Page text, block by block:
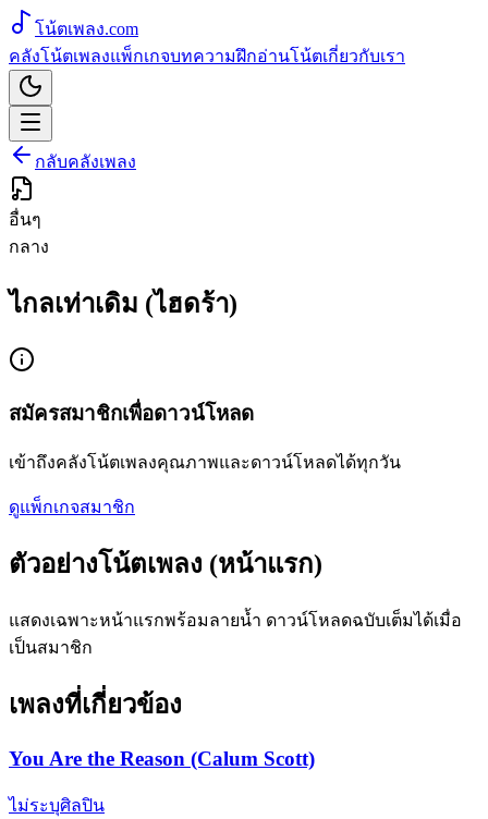
โน้ตเพลง.com
คลังโน้ตเพลงแพ็กเกจบทความฝึกอ่านโน้ตเกี่ยวกับเรา
กลับคลังเพลง
อื่นๆ
กลาง
ไกลเท่าเดิม (ไฮดร้า)
สมัครสมาชิกเพื่อดาวน์โหลด
เข้าถึงคลังโน้ตเพลงคุณภาพและดาวน์โหลดได้ทุกวัน
ดูแพ็กเกจสมาชิก
ตัวอย่างโน้ตเพลง (หน้าแรก)
แสดงเฉพาะหน้าแรกพร้อมลายน้ำ ดาวน์โหลดฉบับเต็มได้เมื่อ
เป็นสมาชิก
เพลงที่เกี่ยวข้อง
You Are the Reason (Calum Scott)
ไม่ระบุศิลปิน